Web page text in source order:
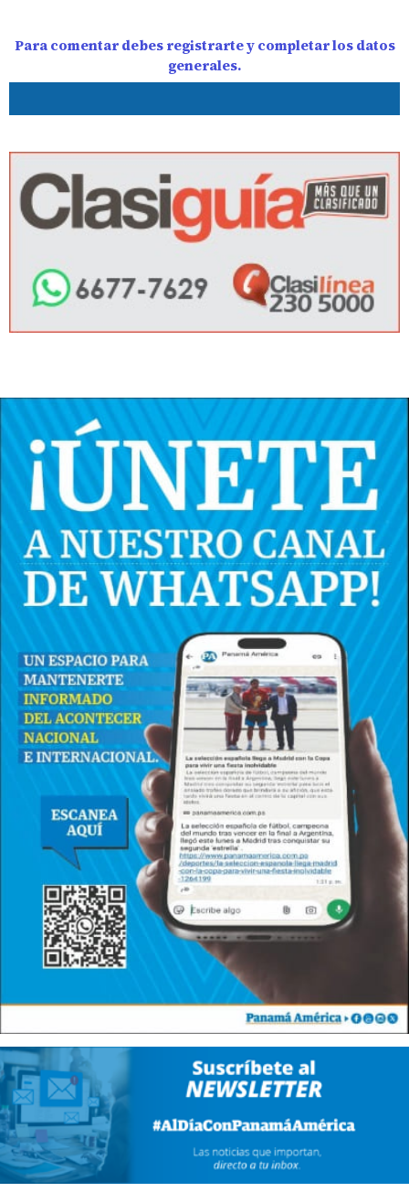
Para comentar debes registrarte y completar los datos
generales.